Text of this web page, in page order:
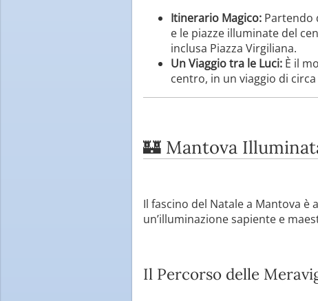
Itinerario Magico: Partendo
e le piazze illuminate del
inclusa Piazza Virgiliana.
Un Viaggio tra le Luci: È il
centro, in un viaggio di
🏰 Mantova
Il fascino del Natale a Mantova
un’illuminazione sapiente e
Il Percorso delle